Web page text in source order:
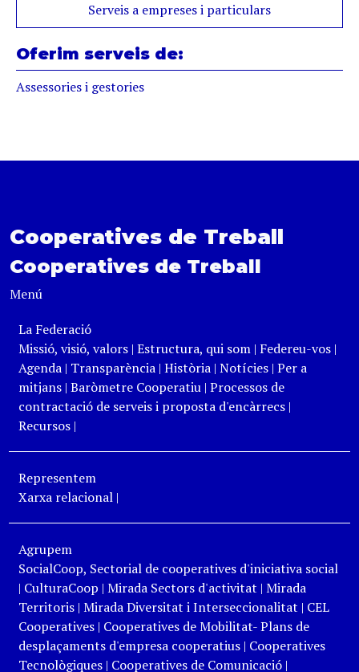
Serveis a empreses i particulars
Oferim serveis de:
Assessories i gestories
Cooperatives de Treball
Cooperatives de Treball
Menú
La Federació
Missió, visió, valors| Estructura, qui som| Federeu-vos|
Agenda | Transparència| Història| Notícies | Per a
mitjans| Baròmetre Cooperatiu| Processos de
contractació de serveis i proposta d'encàrrecs|
Recursos|
Representem
Xarxa relacional|
Agrupem
SocialCoop, Sectorial de cooperatives d'iniciativa social
| CulturaCoop | Mirada Sectors d'activitat | Mirada
Territoris| Mirada Diversitat i Interseccionalitat | CEL
Cooperatives| Cooperatives de Mobilitat- Plans de
desplaçaments d'empresa cooperatius| Cooperatives
Tecnològiques| Cooperatives de Comunicació|